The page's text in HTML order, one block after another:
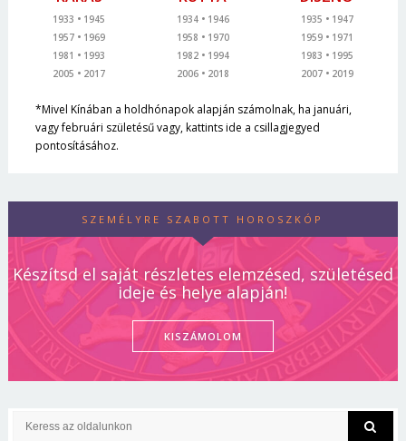
1933
1945
1957
1969
1981
1993
2005
2017
1934
1946
1958
1970
1982
1994
2006
2018
1935
1947
1959
1971
1983
1995
2007
2019
*Mivel Kínában a holdhónapok alapján számolnak, ha januári,
vagy februári születésű vagy, kattints ide a csillagjegyed
pontosításához.
SZEMÉLYRE SZABOTT HOROSZKÓP
Készítsd el saját részletes elemzésed, születésed
ideje és helye alapján!
KISZÁMOLOM